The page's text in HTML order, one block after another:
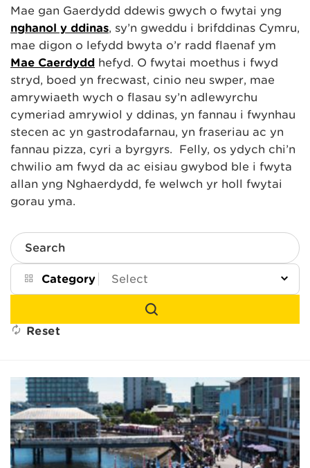
Mae gan Gaerdydd ddewis gwych o fwytai yng
nghanol y ddinas, sy’n gweddu i brifddinas Cymru,
mae digon o lefydd bwyta o’r radd flaenaf ym
Mae Caerdydd hefyd. O fwytai moethus i fwyd
stryd, boed yn frecwast, cinio neu swper, mae
amrywiaeth wych o flasau sy’n adlewyrchu
cymeriad amrywiol y ddinas, yn fannau i fwynhau
stecen ac yn gastrodafarnau, yn fraseriau ac yn
fannau pizza, cyri a byrgyrs. Felly, os ydych chi’n
chwilio am fwyd da ac eisiau gwybod ble i fwyta
allan yng Nghaerdydd, fe welwch yr holl fwytai
gorau yma.
Search
Category
Reset